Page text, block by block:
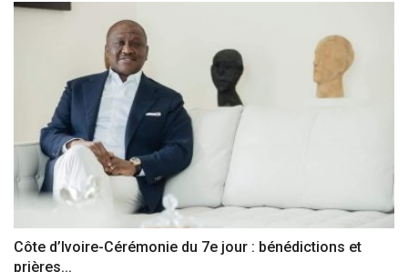
Côte d’Ivoire-Cérémonie du 7e jour : bénédictions et
prières...